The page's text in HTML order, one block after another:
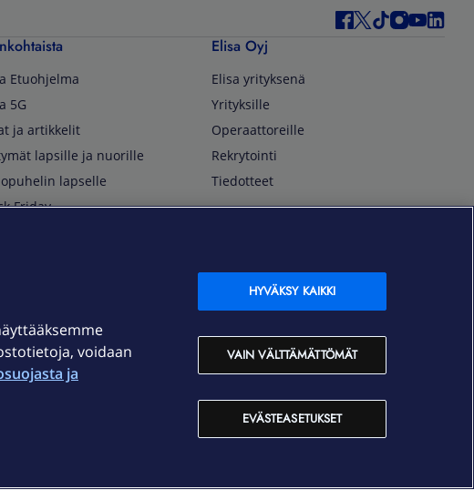
Etuohjelma
5G
ja artikkelit
lapsille ja nuorille
lapselle
Friday
Elisa Oyj
Elisa yrityksenä
Yrityksille
Operaattoreille
Rekrytointi
Tiedotteet
OmaElisa Self Service
Moving to Finland
Elisa Corporation
Kundtjänst
OmaElisa självbetjäning
voidaan
ja
EVÄSTEASETUKSET
VAIN VÄLTTÄMÄTTÖMÄT
HYVÄKSY KAIKKI